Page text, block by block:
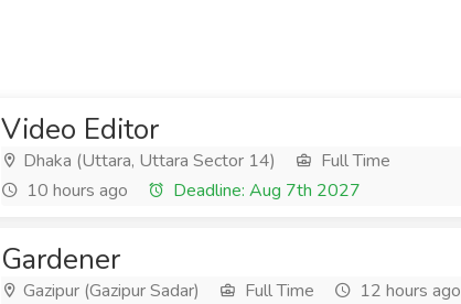
Video Editor
Dhaka (Uttara, Uttara Sector 14)
Full Time
10 hours ago
Deadline: Aug 7th 2027
Gardener
Gazipur (Gazipur Sadar) Full Time
12 hours ago